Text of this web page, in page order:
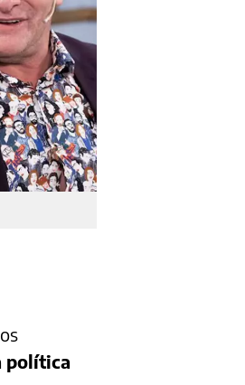
política